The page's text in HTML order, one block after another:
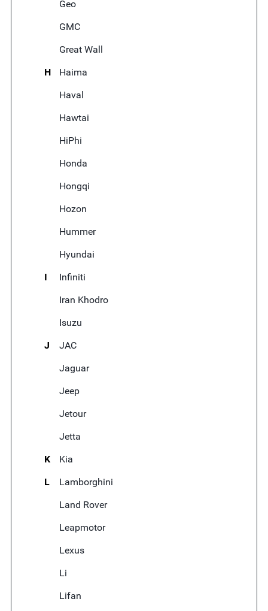
Geo
GMC
Great Wall
H
Haima
Haval
Hawtai
HiPhi
Honda
Hongqi
Hozon
Hummer
Hyundai
I
Infiniti
Iran Khodro
Isuzu
J
JAC
Jaguar
Jeep
Jetour
Jetta
K
Kia
L
Lamborghini
Land Rover
Leapmotor
Lexus
Li
Lifan